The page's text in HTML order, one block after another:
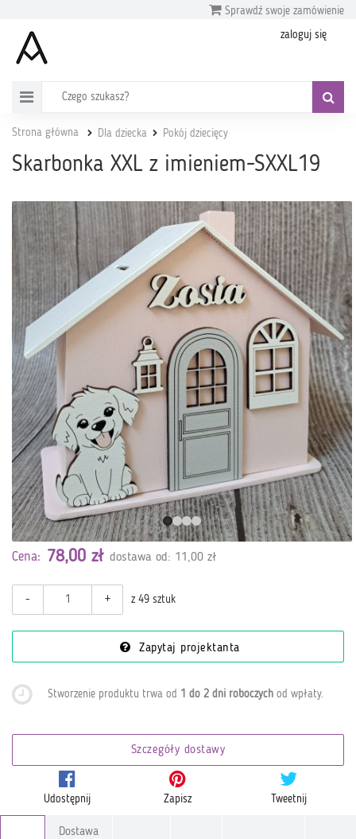
Sprawdź swoje zamówienie
zaloguj się
Strona główna Dla dziecka Pokój dziecięcy
Skarbonka XXL z imieniem-SXXL19
Cena: 78,00 zł dostawa od: 11,00 zł
- + z 49 sztuk
Zapytaj projektanta
Stworzenie produktu trwa od 1 do 2 dni roboczych od wpłaty.
Szczegóły dostawy
Udostępnij Zapisz Tweetnij
Dostawa